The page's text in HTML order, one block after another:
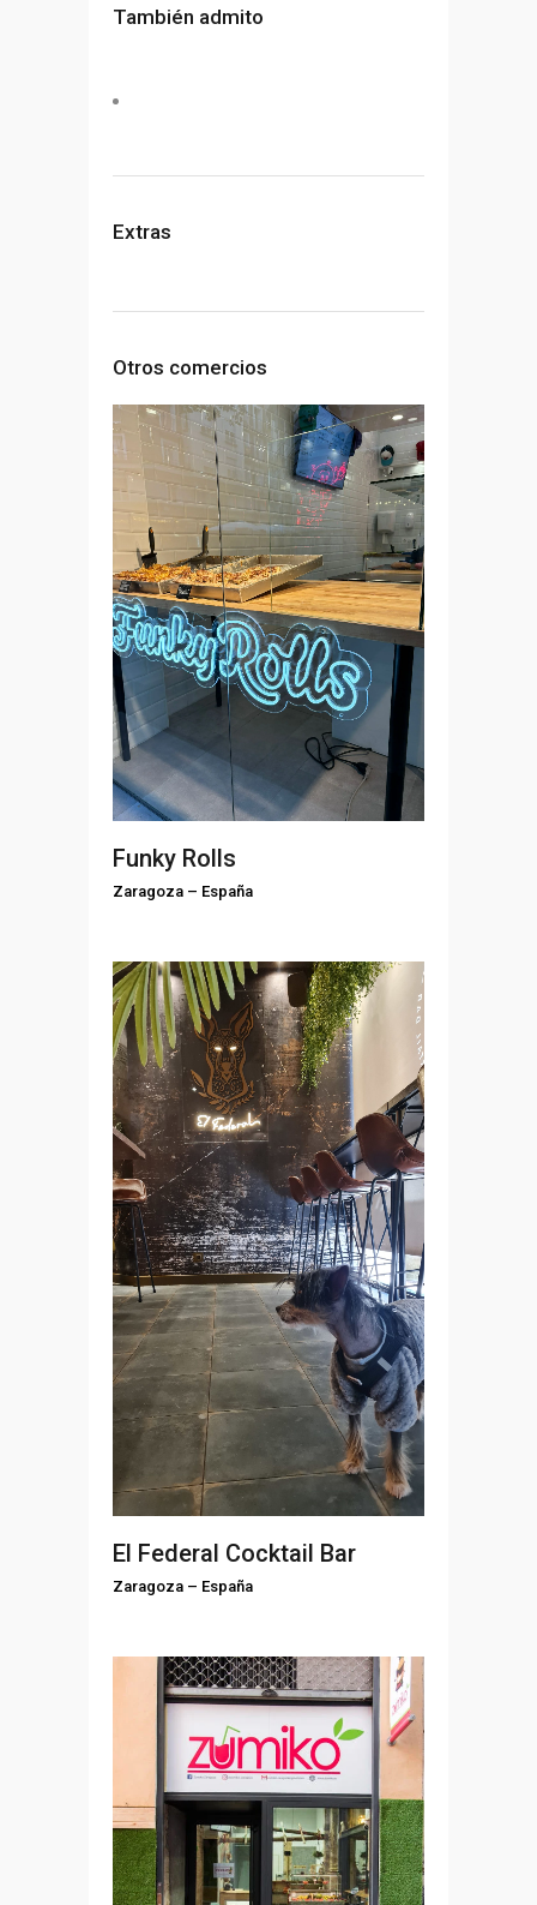
También admito
Extras
Otros comercios
Funky Rolls
Zaragoza – España
El Federal Cocktail Bar
Zaragoza – España